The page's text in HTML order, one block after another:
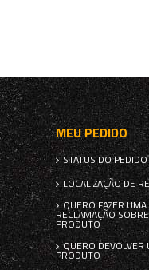
MEU PEDIDO
STATUS DO PEDIDO
LOCALIZAÇÃO DE
QUERO FAZER UMA
RECLAMAÇÃO
PRODUTO
QUERO DEVOLVER
PRODUTO